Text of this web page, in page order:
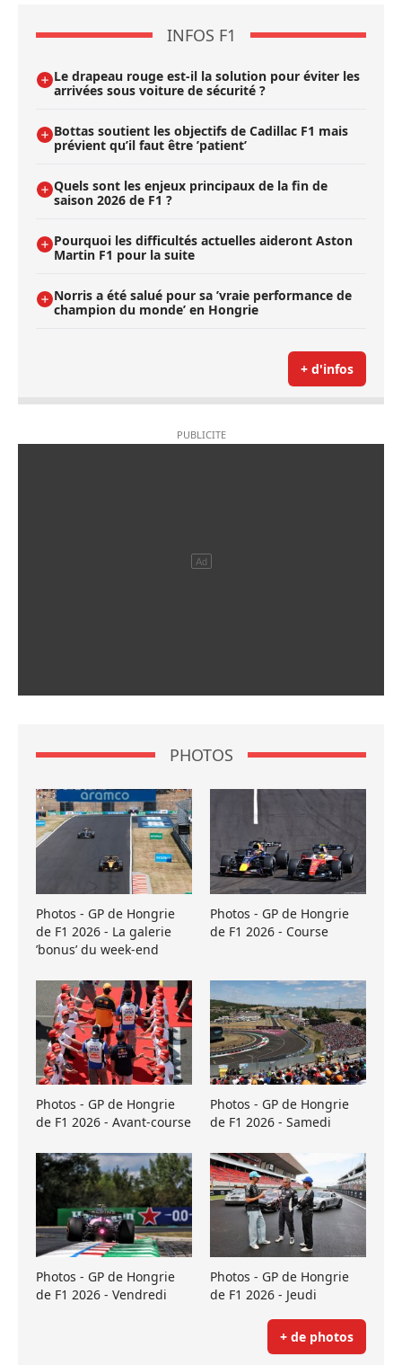
INFOS F1
Le drapeau rouge est-il la solution pour éviter les
arrivées sous voiture de sécurité ?
Bottas soutient les objectifs de Cadillac F1 mais
prévient qu’il faut être ’patient’
Quels sont les enjeux principaux de la fin de
saison 2026 de F1 ?
Pourquoi les difficultés actuelles aideront Aston
Martin F1 pour la suite
Norris a été salué pour sa ’vraie performance de
champion du monde’ en Hongrie
+ d'infos
PHOTOS
Photos - GP de Hongrie
de F1 2026 - La galerie
’bonus’ du week-end
Photos - GP de Hongrie
de F1 2026 - Course
Photos - GP de Hongrie
de F1 2026 - Avant-course
Photos - GP de Hongrie
de F1 2026 - Samedi
Photos - GP de Hongrie
de F1 2026 - Vendredi
Photos - GP de Hongrie
de F1 2026 - Jeudi
+ de photos